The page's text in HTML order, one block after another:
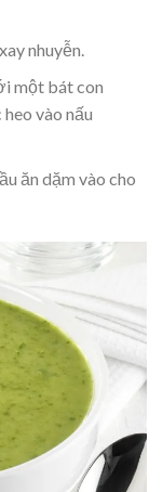
nhuyễn.
một bát con
vào nấu
ăn dặm vào cho